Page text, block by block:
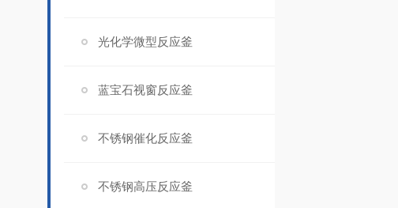
光化学微型反应釜
蓝宝石视窗反应釜
不锈钢催化反应釜
不锈钢高压反应釜